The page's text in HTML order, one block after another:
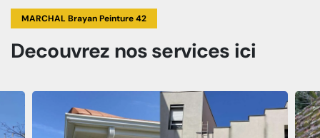
MARCHAL Brayan Peinture 42
Decouvrez nos services ici